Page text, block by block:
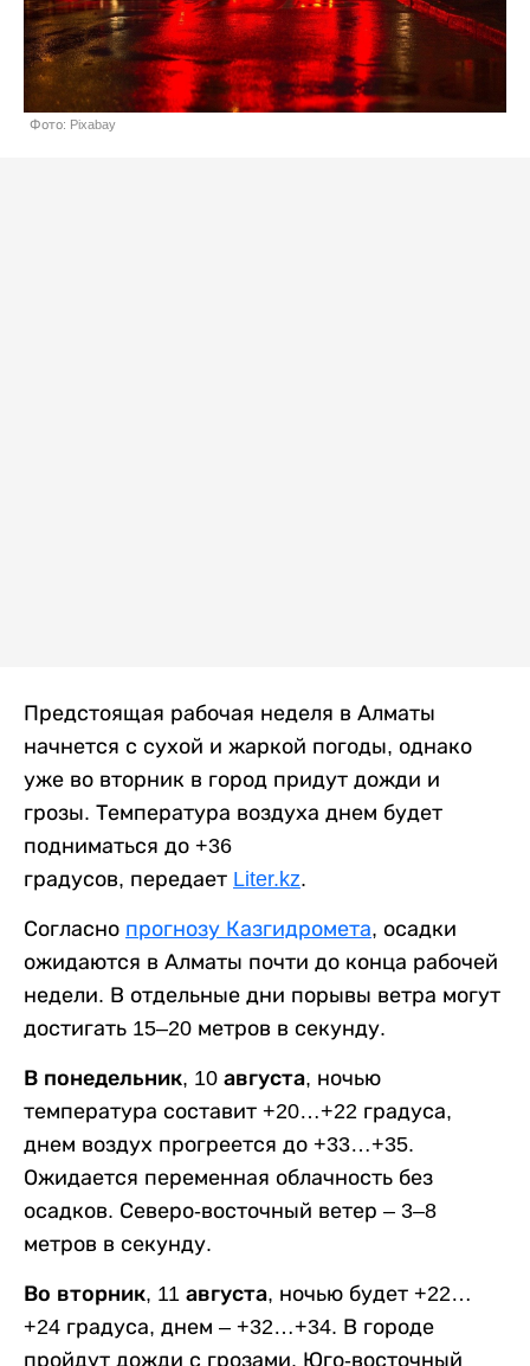
Фото: Pixabay
Предстоящая рабочая неделя в Алматы
начнется с сухой и жаркой погоды, однако
уже во вторник в город придут дожди и
грозы. Температура воздуха днем будет
подниматься до +36
градусов, передает Liter.kz.
Согласно прогнозу Казгидромета, осадки
ожидаются в Алматы почти до конца рабочей
недели. В отдельные дни порывы ветра могут
достигать 15–20 метров в секунду.
В понедельник, 10 августа, ночью
температура составит +20…+22 градуса,
днем воздух прогреется до +33…+35.
Ожидается переменная облачность без
осадков. Северо-восточный ветер – 3–8
метров в секунду.
Во вторник, 11 августа, ночью будет +22…
+24 градуса, днем – +32…+34. В городе
пройдут дожди с грозами. Юго-восточный